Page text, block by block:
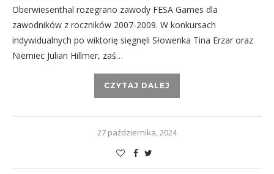
Oberwiesenthal rozegrano zawody FESA Games dla
zawodników z roczników 2007-2009. W konkursach
indywidualnych po wiktorię sięgnęli Słowenka Tina Erzar oraz
Niemiec Julian Hillmer, zaś…
CZYTAJ DALEJ
27 października, 2024